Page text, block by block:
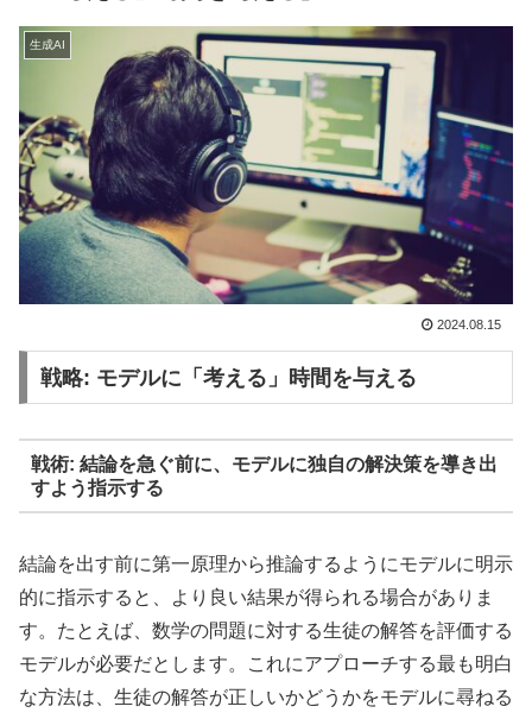
生成AI
2024.08.15
戦略: モデルに「考える」時間を与える
戦術: 結論を急ぐ前に、モデルに独自の解決策を導き出
すよう指示する
結論を出す前に第一原理から推論するようにモデルに明示
的に指示すると、より良い結果が得られる場合がありま
す。たとえば、数学の問題に対する生徒の解答を評価する
モデルが必要だとします。これにアプローチする最も明白
な方法は、生徒の解答が正しいかどうかをモデルに尋ねる